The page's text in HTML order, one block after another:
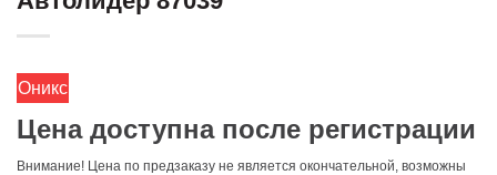
Оникс
Цена доступна после регистрации
Внимание! Цена по предзаказу не является окончательной, возможны